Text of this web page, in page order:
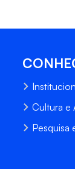
Cultura e
Pesquisa